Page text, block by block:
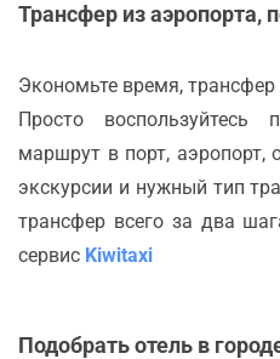
Трансфер из аэропорта,
Экономьте время,
Просто воспользуйтесь
маршрут в порт, аэропорт,
экскурсии и нужный тип
трансфер всего за два
сервис Kiwitaxi
Подобрать отель в